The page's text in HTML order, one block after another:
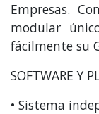
Empresas.
modular
fácilmente su
SOFTWARE Y
• Sistema